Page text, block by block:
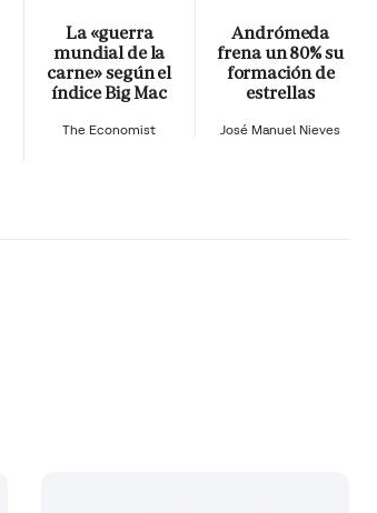
La «guerra
mundial de la
carne» según el
índice Big Mac
The Economist
Andrómeda
frena un 80% su
formación de
estrellas
José Manuel Nieves